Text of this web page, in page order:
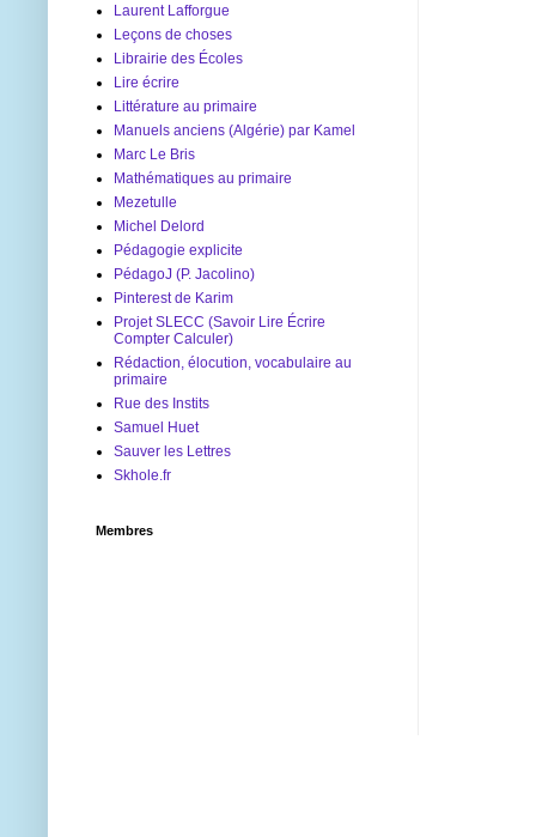
Laurent Lafforgue
Leçons de choses
Librairie des Écoles
Lire écrire
Littérature au primaire
Manuels anciens (Algérie) par Kamel
Marc Le Bris
Mathématiques au primaire
Mezetulle
Michel Delord
Pédagogie explicite
PédagoJ (P. Jacolino)
Pinterest de Karim
Projet SLECC (Savoir Lire Écrire
Compter Calculer)
Rédaction, élocution, vocabulaire au
primaire
Rue des Instits
Samuel Huet
Sauver les Lettres
Skhole.fr
Membres